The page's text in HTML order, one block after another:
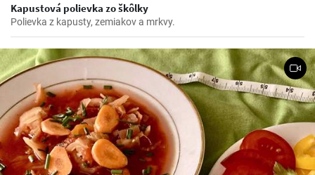
Kapustová polievka zo škôlky
Polievka z kapusty, zemiakov a mrkvy.